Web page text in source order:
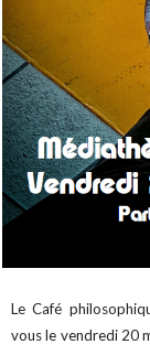
Le Café
vous le vendredi 20